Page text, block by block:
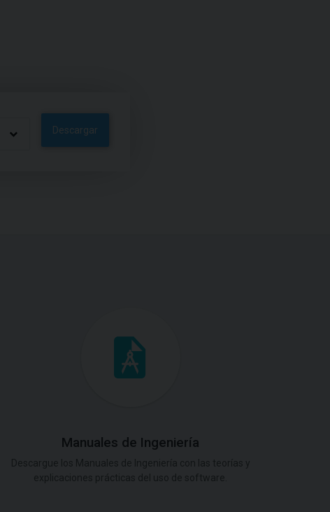
Descargar
Manuales de Ingeniería